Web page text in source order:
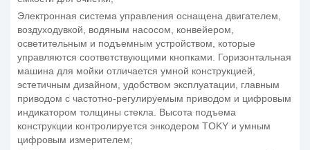
Электронная система управления оснащена двигателем,
воздуходувкой, водяным насосом, конвейером,
осветительным и подъемным устройством, которые
управляются соответствующими кнопками. Горизонтальная
машина для мойки отличается умной конструкцией,
эстетичным дизайном, удобством эксплуатации, главным
приводом с частотно-регулируемым приводом и цифровым
индикатором толщины стекла. Высота подъема
конструкции контролируется энкодером TOKY и умным
цифровым измерителем;